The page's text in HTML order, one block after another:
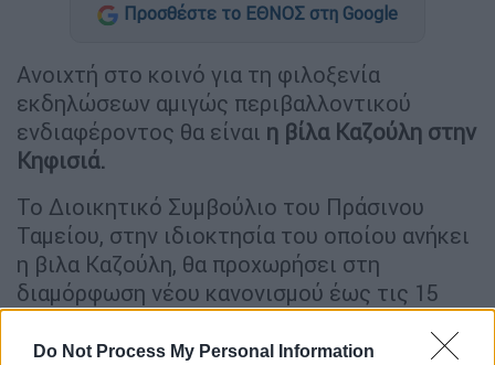
Do Not Process My Personal Information
Προσθέστε το ΕΘΝΟΣ στη Google
Ανοιχτή στο κοινό για τη φιλοξενία
εκδηλώσεων αμιγώς περιβαλλοντικού
ενδιαφέροντος θα είναι η βίλα Καζούλη στην
Κηφισιά.
Το Διοικητικό Συμβούλιο του Πράσινου
Ταμείου, στην ιδιοκτησία του οποίου ανήκει
η βιλα Καζούλη, θα προχωρήσει στη
διαμόρφωση νέου κανονισμού έως τις 15
ανακοίνωση τουυπουργείου